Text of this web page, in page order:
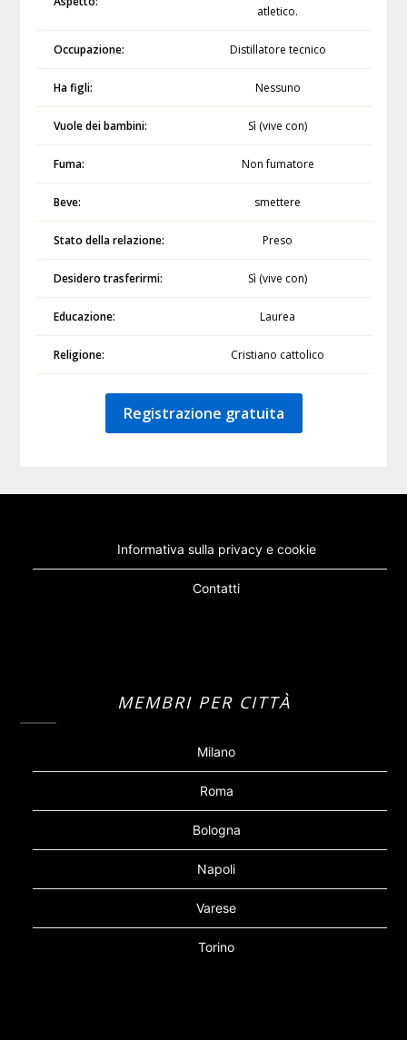
atletico.
Occupazione: Distillatore tecnico
Ha figli: Nessuno
Vuole dei bambini: Sì (vive con)
Fuma: Non fumatore
Beve: smettere
Stato della relazione: Preso
Desidero trasferirmi: Sì (vive con)
Educazione: Laurea
Religione: Cristiano cattolico
Registrazione gratuita
Informativa sulla privacy e cookie
Contatti
MEMBRI PER CITTÀ
Milano
Roma
Bologna
Napoli
Varese
Torino